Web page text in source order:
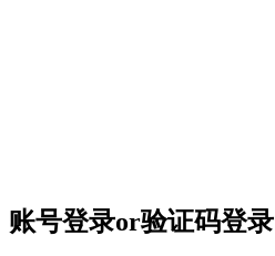
账号登录or验证码登录